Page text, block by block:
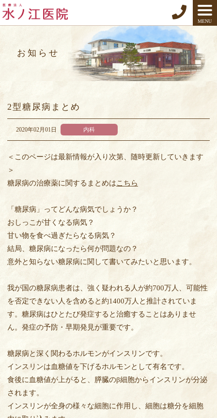
お知らせ
MENU
2型糖尿病まとめ
2020年02月01日 内科
＜このページは最新情報が入り次第、随時更新していきます
＞
糖尿病の治療薬に関するまとめはこちら
「糖尿病」ってどんな病気でしょうか？
おしっこが甘くなる病気？
甘い物を食べ過ぎたらなる病気？
結局、糖尿病になったら何が問題なの？
意外と知らない糖尿病に関して書いてみたいと思います。
我が国の糖尿病患者は、強く疑われる人が約700万人、可能性
を否定できない人を含めると約1400万人と推計されていま
す。糖尿病はひとたび発症すると治癒することはありませ
ん。発症の予防・早期発見が重要です。
糖尿病と深く関わるホルモンがインスリンです。
インスリンは血糖値を下げるホルモンとして有名です。
食後に血糖値が上がると、膵臓のβ細胞からインスリンが分泌
されます。
インスリンが全身の様々な細胞に作用し、細胞は糖分を細胞